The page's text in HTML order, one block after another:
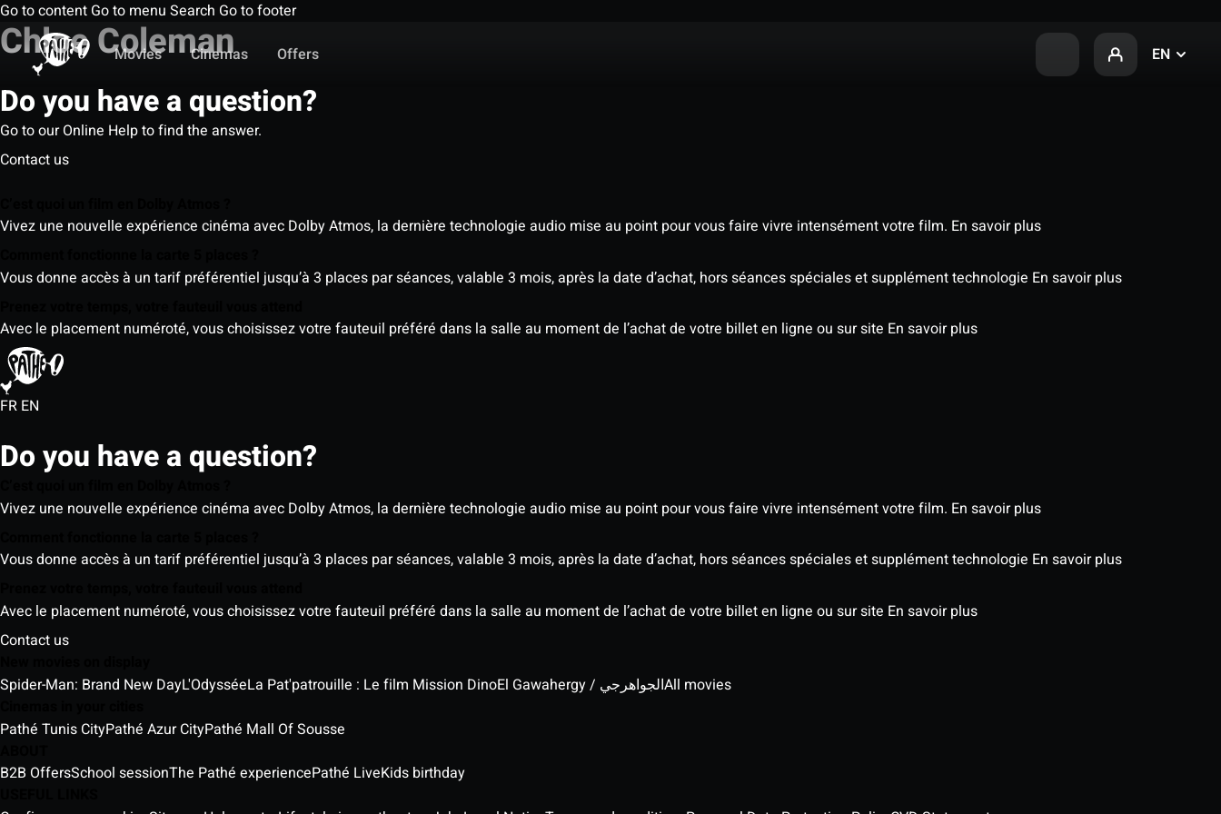
Go to content Go to menu Search Go to footer
Movies
Cinemas Offers EN
Chloe Coleman
Do you have a question?
Go to our Online Help to find the answer.
Contact us
Vivez une nouvelle expérience cinéma avec Dolby Atmos, la dernière technologie audio mise au point pour vous faire vivre intensément votre film. En savoir plus
Vous donne accès à un tarif préférentiel jusqu’à 3 places par séances, valable 3 mois, après la date d’achat, hors séances spéciales et supplément technologie En savoir plus
Avec le placement numéroté, vous choisissez votre fauteuil préféré dans la salle au moment de l’achat de votre billet en ligne ou sur site En savoir plus
FR EN
Do you have a question?
Vivez une nouvelle expérience cinéma avec Dolby Atmos, la dernière technologie audio mise au point pour vous faire vivre intensément votre film. En savoir plus
Vous donne accès à un tarif préférentiel jusqu’à 3 places par séances, valable 3 mois, après la date d’achat, hors séances spéciales et supplément technologie En savoir plus
Avec le placement numéroté, vous choisissez votre fauteuil préféré dans la salle au moment de l’achat de votre billet en ligne ou sur site En savoir plus
Contact us
Spider-Man: Brand New DayL'OdysséeLa Pat'patrouille : Le film Mission Dino El Gawahergy / الجواهرجيAll movies
Pathé Tunis CityPathé Azur CityPathé Mall Of Sousse
B2B OffersSchool sessionThe Pathé experiencePathé LiveKids birthday